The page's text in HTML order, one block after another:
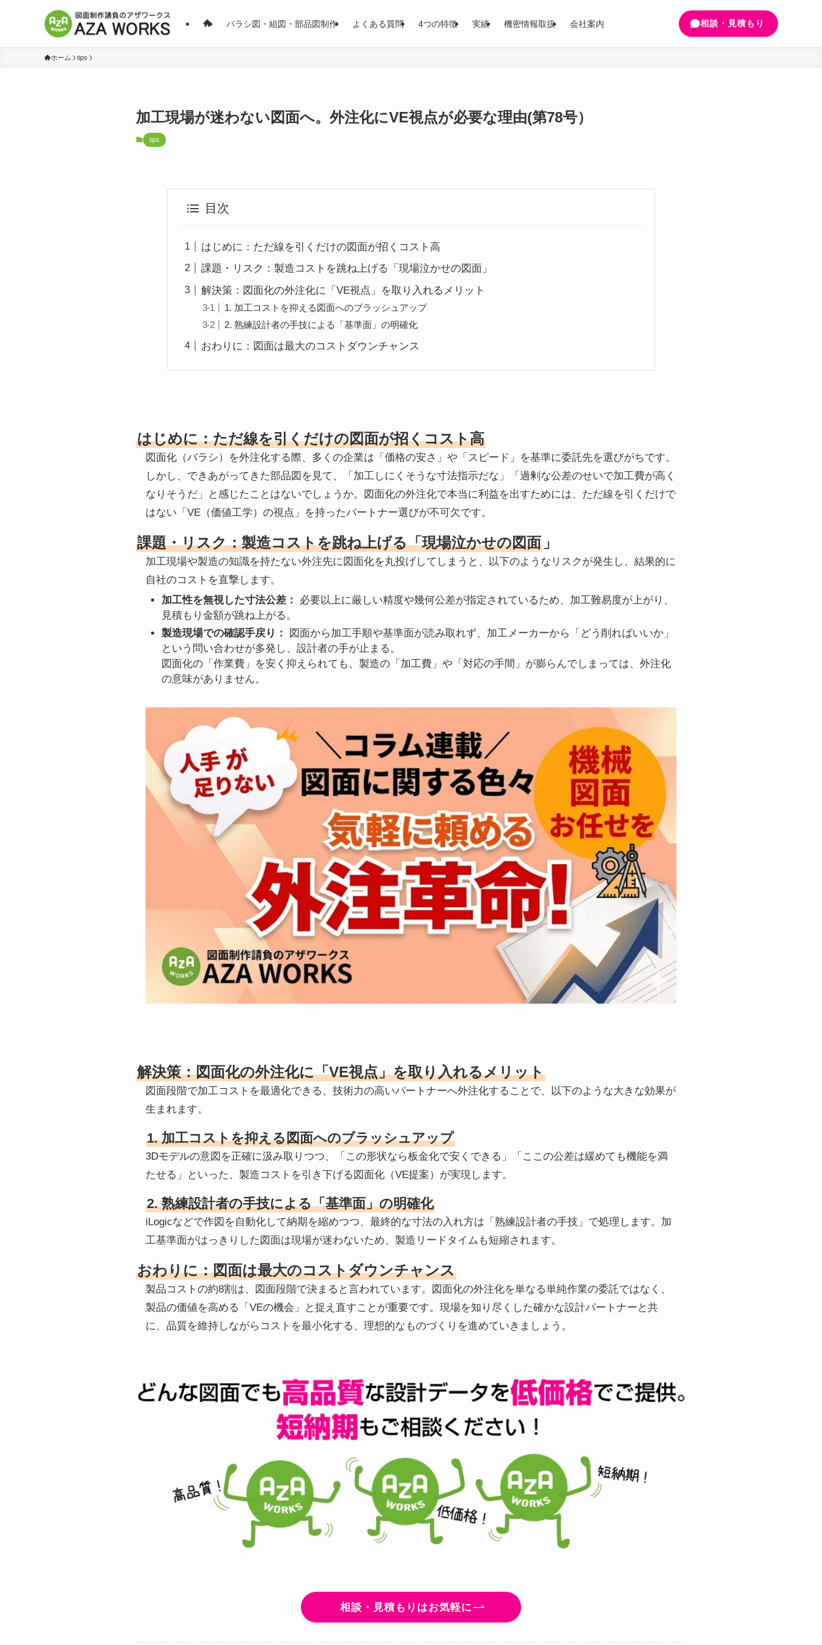
バラシ図・組図・部品図制作 よくある質問 4つの特徴 実績 機密情報取扱 会社案内 相談・見積もり
ホーム tips
加工現場が迷わない図面へ。外注化にVE視点が必要な理由(第78号）
tips
目次
はじめに：ただ線を引くだけの図面が招くコスト高
課題・リスク：製造コストを跳ね上げる「現場泣かせの図面」
解決策：図面化の外注化に「VE視点」を取り入れるメリット
1. 加工コストを抑える図面へのブラッシュアップ
2. 熟練設計者の手技による「基準面」の明確化
おわりに：図面は最大のコストダウンチャンス
はじめに：ただ線を引くだけの図面が招くコスト高
図面化（バラシ）を外注化する際、多くの企業は「価格の安さ」や「スピード」を基準に委託先を選びがちです。
しかし、できあがってきた部品図を見て、「加工しにくそうな寸法指示だな」「過剰な公差のせいで加工費が高く
なりそうだ」と感じたことはないでしょうか。図面化の外注化で本当に利益を出すためには、ただ線を引くだけで
はない「VE（価値工学）の視点」を持ったパートナー選びが不可欠です。
課題・リスク：製造コストを跳ね上げる「現場泣かせの図面 」
加工現場や製造の知識を持たない外注先に図面化を丸投げしてしまうと、以下のようなリスクが発生し、結果的に
自社のコストを直撃します。
加工性を無視した寸法公差：
必要以上に厳しい精度や幾何公差が指定されているため、加工難易度が上がり、
見積もり金額が跳ね上がる。
製造現場での確認手戻り：
図面から加工手順や基準面が読み取れず、加工メーカーから「どう削ればいいか」
という問い合わせが多発し、設計者の手が止まる。
図面化の「作業費」を安く抑えられても、製造の「加工費」や「対応の手間」が膨らんでしまっては、外注化
の意味がありません。
解決策：図面化の外注化に「VE視点」を取り入れるメリット
図面段階で加工コストを最適化できる、技術力の高いパートナーへ外注化することで、以下のような大きな効果が
生まれます。
1. 加工コストを抑える図面へのブラッシュアップ
3Dモデルの意図を正確に汲み取りつつ、「この形状なら板金化で安くできる」「ここの公差は緩めても機能を満
たせる」といった、製造コストを引き下げる図面化（VE提案）が実現します。
2. 熟練設計者の手技による「基準面」の明確化
iLogicなどで作図を自動化して納期を縮めつつ、最終的な寸法の入れ方は「熟練設計者の手技」で処理します。加
工基準面がはっきりした図面は現場が迷わないため、製造リードタイムも短縮されます。
おわりに：図面は最大のコストダウンチャンス
製品コストの約8割は、図面段階で決まると言われています。図面化の外注化を単なる単純作業の委託ではなく、
製品の価値を高める「VEの機会」と捉え直すことが重要です。現場を知り尽くした確かな設計パートナーと共
に、品質を維持しながらコストを最小化する、理想的なものづくりを進めていきましょう。
相談・見積もりはお気軽に